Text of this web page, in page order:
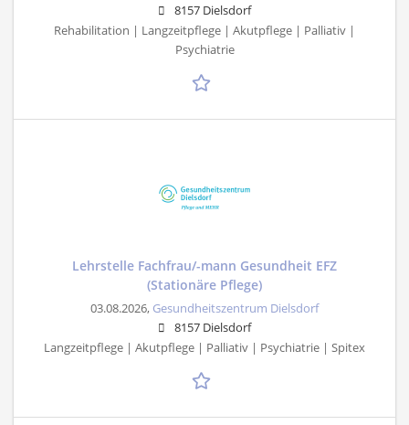
8157 Dielsdorf
Rehabilitation | Langzeitpflege | Akutpflege | Palliativ |
Psychiatrie
Lehrstelle Fachfrau/-mann Gesundheit EFZ
(Stationäre Pflege)
03.08.2026, Gesundheitszentrum Dielsdorf
8157 Dielsdorf
Langzeitpflege | Akutpflege | Palliativ | Psychiatrie | Spitex